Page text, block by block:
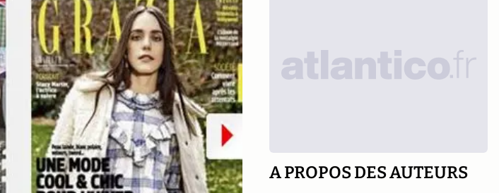
A PROPOS DES AUTEURS